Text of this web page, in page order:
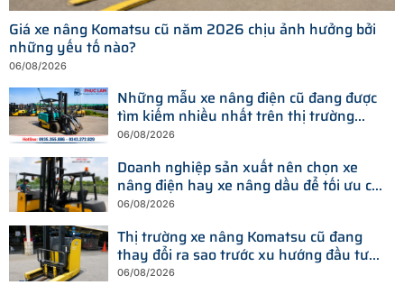
Giá xe nâng Komatsu cũ năm 2026 chịu ảnh hưởng bởi
những yếu tố nào?
06/08/2026
Những mẫu xe nâng điện cũ đang được
tìm kiếm nhiều nhất trên thị trường
hiện nay
06/08/2026
Doanh nghiệp sản xuất nên chọn xe
nâng điện hay xe nâng dầu để tối ưu chi
phí?
06/08/2026
Thị trường xe nâng Komatsu cũ đang
thay đổi ra sao trước xu hướng đầu tư
thiết bị mới?
06/08/2026